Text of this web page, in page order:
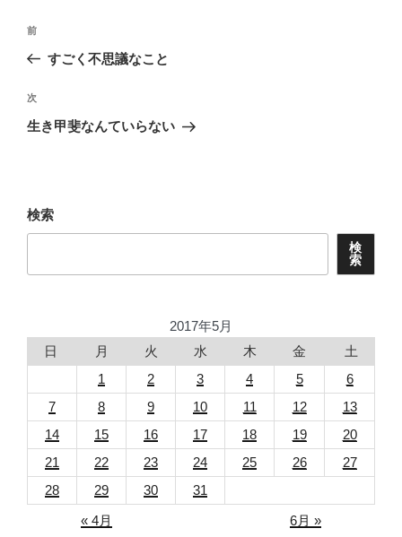
投
ビ
ゲ
ン
前
の
稿
前
すごく不思議なこと
次
の
次
生き甲斐なんていらない
検索
検
索
2017年5月
日
月 火 水 木 金
土
1
2 3 4 5
6
7
8 9 10 11 12
13
14
15 16 17 18 19
20
21
22 23 24 25 26
27
28
29 30
31
« 4月
6月 »